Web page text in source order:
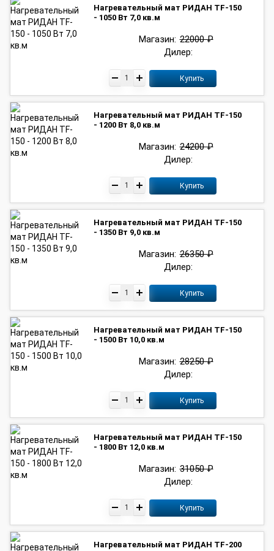
Нагревательный мат РИДАН TF-150
- 1050 Вт 7,0 кв.м
Дилер:
Магазин: 22000 ₽
Купить
Нагревательный мат РИДАН TF-150
- 1200 Вт 8,0 кв.м
Дилер:
Магазин: 24200 ₽
Купить
Нагревательный мат РИДАН TF-150
- 1350 Вт 9,0 кв.м
Дилер:
Магазин: 26350 ₽
Купить
Нагревательный мат РИДАН TF-150
- 1500 Вт 10,0 кв.м
Дилер:
Магазин: 28250 ₽
Купить
Нагревательный мат РИДАН TF-150
- 1800 Вт 12,0 кв.м
Дилер:
Магазин: 31050 ₽
Купить
Нагревательный мат РИДАН TF-200